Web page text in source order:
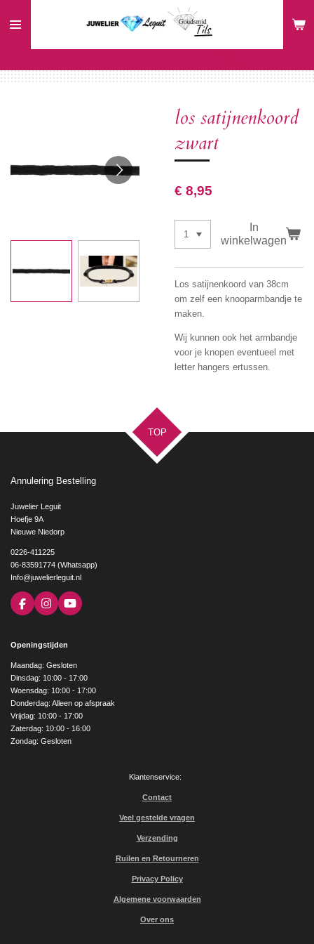
direct
hoofdinhoud
los satijnenkoord
zwart
€ 8,95
In
winkelwagen
Los satijnenkoord van 38cm
om zelf een knooparmbandje te
maken.
Wij kunnen ook het armbandje
voor je knopen eventueel met
letter hangers ertussen.
TOP
Annulering Bestelling
Juwelier Leguit
Hoefje 9A
Nieuwe Niedorp
0226-411225
06-83591774 (Whatsapp)
Info@juwelierleguit.nl
F
a
b
o
k
I
n
a
g
r
a
m
Y
o
e
Openingstijden
Maandag: Gesloten
Dinsdag: 10:00 - 17:00
Woensdag: 10:00 - 17:00
Donderdag: Alleen op afspraak
Vrijdag: 10:00 - 17:00
Zaterdag: 10:00 - 16:00
Zondag: Gesloten
Klantenservice:
Contact
Veel gestelde vragen
Verzending
Ruilen en Retourneren
Privacy Policy
Algemene voorwaarden
Over ons